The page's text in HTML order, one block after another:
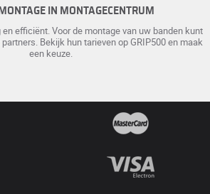
IN MONTAGECENTRUM
efficiënt. Voor de montage van uw banden kunt
Bekijk hun tarieven op GRIP500 en maak
een keuze.